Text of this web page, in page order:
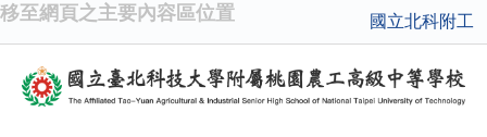
移至網頁之主要內容區位置 國立北科附工